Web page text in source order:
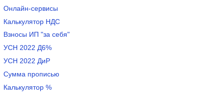
Онлайн-сервисы
Калькулятор НДС
Взносы ИП "за себя"
УСН 2022 Д6%
УСН 2022 ДиР
Сумма прописью
Калькулятор %